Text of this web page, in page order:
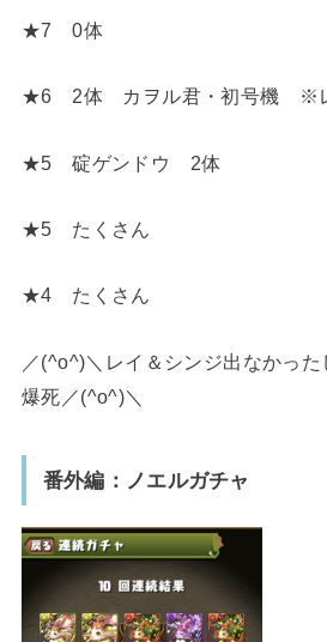
★7 0体
★6 2体 カヲル君・初号機 ※レ
★5 碇ゲンドウ 2体
★5 たくさん
★4 たくさん
／(^o^)＼レイ＆シンジ出なかっ
爆死／(^o^)＼
番外編：ノエルガチャ